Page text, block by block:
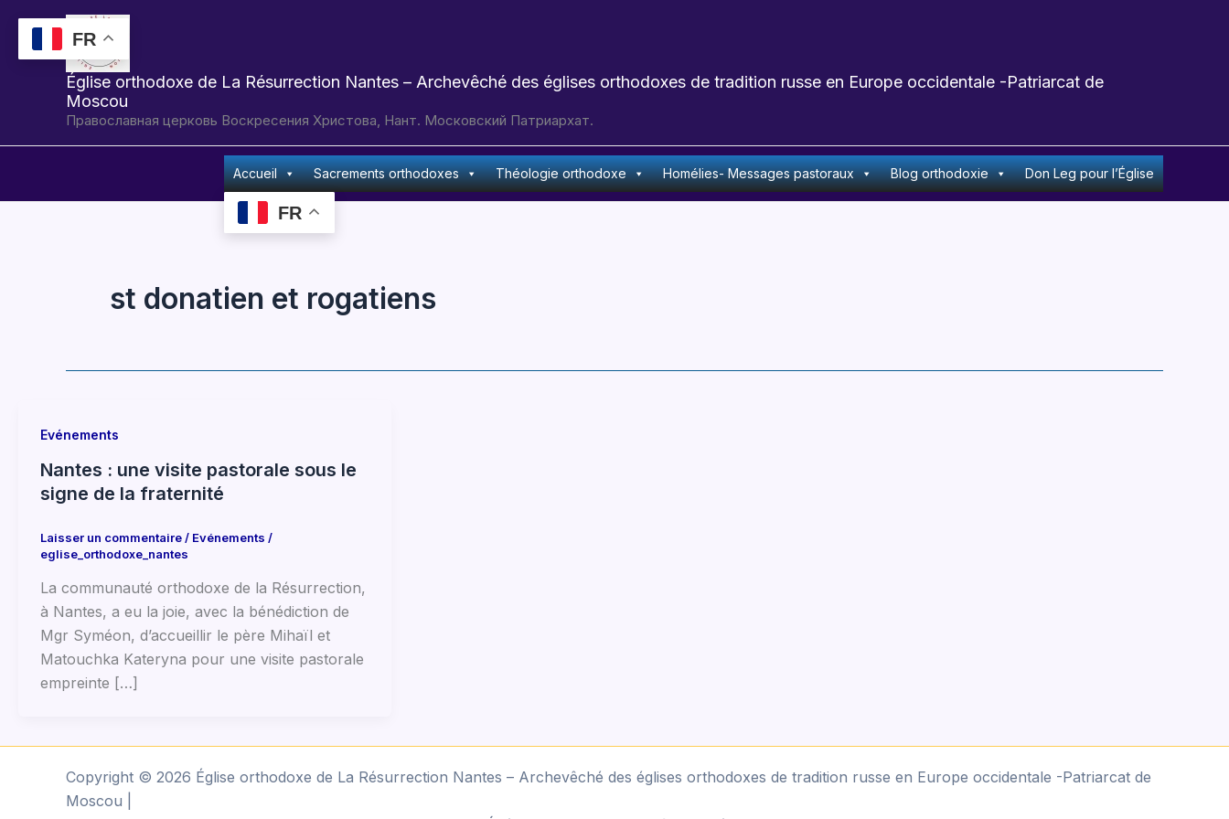
contenu
Église orthodoxe de La Résurrection Nantes – Archevêché des églises orthodoxes de tradition russe en Europe occidentale -Patriarcat de
Moscou
Православная церковь Воскресения Христова, Нант. Московский Патриархат.
Accueil Sacrements orthodoxes Théologie orthodoxe Homélies- Messages pastoraux Blog orthodoxie Don Leg pour l’Église
FR
st donatien et rogatiens
Evénements
Nantes : une visite pastorale sous le
signe de la fraternité
Laisser un commentaire/ Evénements /
eglise_orthodoxe_nantes
La communauté orthodoxe de la Résurrection,
à Nantes, a eu la joie, avec la bénédiction de
Mgr Syméon, d’accueillir le père Mihaïl et
Matouchka Kateryna pour une visite pastorale
empreinte […]
Copyright © 2026 Église orthodoxe de La Résurrection Nantes – Archevêché des églises orthodoxes de tradition russe en Europe occidentale -Patriarcat de
Moscou |
FR